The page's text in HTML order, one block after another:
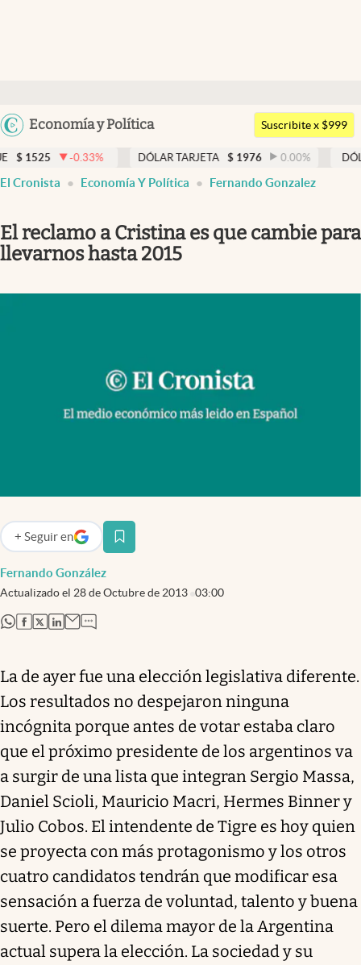
Argentina
Uruguay
Economía y Política
Members
Economía y Política
Finanzas y Mercados
Negocios
Infotechnology
El Cronista Studio
Mediakit
Argentina
Suscribite x $999
% DÓLAR TARJETA $ 1976 0.00 % DÓLAR MEP
El Cronista Economía Y Política Fernando Gonzalez
El reclamo a Cristina es que cambie para
llevarnos hasta 2015
Fernando González
Actualizado el 28 de Octubre de 2013 03:00
+ Seguir en
abre en nueva pestaña
abre en nueva pestaña
abre en nueva pestaña
abre en nueva pestaña
abre en nueva pestaña
La de ayer fue una elección legislativa diferente.
Los resultados no despejaron ninguna
incógnita porque antes de votar estaba claro
que el próximo presidente de los argentinos va
a surgir de una lista que integran Sergio Massa,
Daniel Scioli, Mauricio Macri, Hermes Binner y
Julio Cobos. El intendente de Tigre es hoy quien
se proyecta con más protagonismo y los otros
cuatro candidatos tendrán que modificar esa
sensación a fuerza de voluntad, talento y buena
suerte. Pero el dilema mayor de la Argentina
actual supera la elección. La sociedad y su